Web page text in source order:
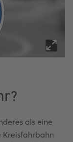
als eine
Kreisfahrbahn